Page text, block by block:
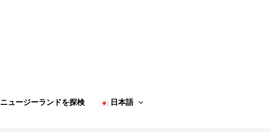
ニュージーランドを探検 日本語